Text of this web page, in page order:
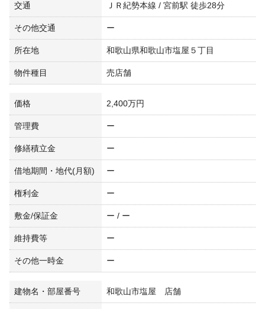
交通 ＪＲ紀勢本線 / 宮前駅 徒歩28分
その他交通 ー
所在地 和歌山県和歌山市塩屋５丁目
物件種目 売店舗
価格 2,400万円
管理費 ー
修繕積立金 ー
借地期間・地代(月額) ー
権利金 ー
敷金/保証金 ー / ー
維持費等 ー
その他一時金 ー
建物名・部屋番号 和歌山市塩屋 店舗